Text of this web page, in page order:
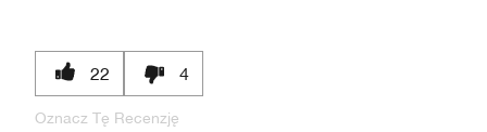
22 4
Oznacz Tę Recenzję